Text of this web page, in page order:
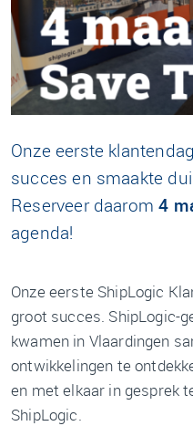
Onze eerste
succes en smaakte
Reserveer daarom4
agenda!
Onze eerste ShipLogic
groot succes. ShipLogic-
kwamen in Vlaardingen
ontwikkelingen te
en met elkaar in gesprek
ShipLogic.